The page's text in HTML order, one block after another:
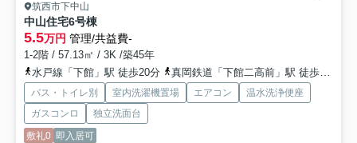
筑西市下中山
中山住宅6号棟
5.5万円 管理/共益費-
1-2階 / 57.13㎡ / 3K /築45年
水戸線「下館」駅 徒歩20分
真岡鉄道「下館二高前」駅 徒歩37分
バス・トイレ別 室内洗濯機置場 エアコン
温水洗浄便座
ガスコンロ
独立洗面台
敷礼0 即入居可